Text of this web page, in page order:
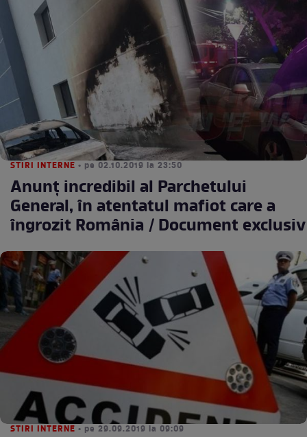
STIRI INTERNE • pe 02.10.2019 la 23:50
Anunț incredibil al Parchetului
General, în atentatul mafiot care a
îngrozit România / Document exclusiv
STIRI INTERNE • pe 29.09.2019 la 09:09